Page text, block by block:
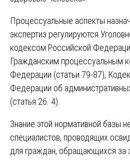
Процессуальные аспекты
экспертиз регулируются
кодексом Российской
Гражданским процессуальным
Федерации (статьи 79-87),
Федерации об
(статья 26. 4).
Знание этой нормативной базы
специалистов, проводящих
для граждан, обращающихся за